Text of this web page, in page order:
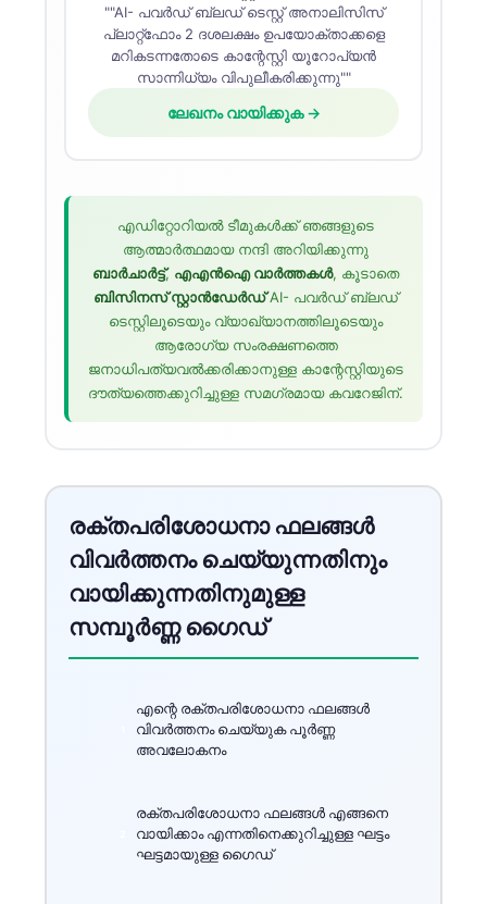
""AI- പവർഡ് ബ്ലഡ് ടെസ്റ്റ് അനാലിസിസ്
പ്ലാറ്റ്‌ഫോം 2 ദശലക്ഷം ഉപയോക്താക്കളെ
മറികടന്നതോടെ കാന്റേസ്റ്റി യൂറോപ്യൻ
സാന്നിധ്യം വിപുലീകരിക്കുന്നു""
ലേഖനം വായിക്കുക →
എഡിറ്റോറിയൽ ടീമുകൾക്ക് ഞങ്ങളുടെ
ആത്മാർത്ഥമായ നന്ദി അറിയിക്കുന്നു
ബാർചാർട്ട്, എഎൻഐ വാർത്തകൾ, കൂടാതെ
ബിസിനസ് സ്റ്റാൻഡേർഡ്AI- പവർഡ് ബ്ലഡ്
ടെസ്റ്റിലൂടെയും വ്യാഖ്യാനത്തിലൂടെയും
ആരോഗ്യ സംരക്ഷണത്തെ
ജനാധിപത്യവൽക്കരിക്കാനുള്ള കാന്റേസ്റ്റിയുടെ
ദൗത്യത്തെക്കുറിച്ചുള്ള സമഗ്രമായ കവറേജിന്.
രക്തപരിശോധനാ ഫലങ്ങൾ
വിവർത്തനം ചെയ്യുന്നതിനും
വായിക്കുന്നതിനുമുള്ള
സമ്പൂർണ്ണ ഗൈഡ്
എന്റെ രക്തപരിശോധനാ ഫലങ്ങൾ
വിവർത്തനം ചെയ്യുക പൂർണ്ണ
അവലോകനം
രക്തപരിശോധനാ ഫലങ്ങൾ എങ്ങനെ
വായിക്കാം എന്നതിനെക്കുറിച്ചുള്ള ഘട്ടം
ഘട്ടമായുള്ള ഗൈഡ്